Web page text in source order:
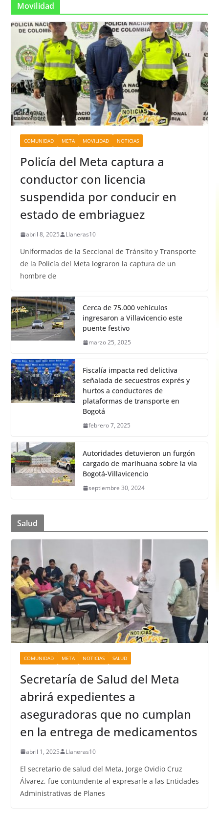
Movilidad
COMUNIDAD META MOVILIDAD NOTICIAS
Policía del Meta captura a
conductor con licencia
suspendida por conducir en
estado de embriaguez
abril 8, 2025 Llaneras10
Uniformados de la Seccional de Tránsito y Transporte
de la Policía del Meta lograron la captura de un
hombre de
Cerca de 75.000 vehículos
ingresaron a Villavicencio este
puente festivo
marzo 25, 2025
Fiscalía impacta red delictiva
señalada de secuestros exprés y
hurtos a conductores de
plataformas de transporte en
Bogotá
febrero 7, 2025
Autoridades detuvieron un furgón
cargado de marihuana sobre la vía
Bogotá-Villavicencio
septiembre 30, 2024
Salud
COMUNIDAD META NOTICIAS SALUD
Secretaría de Salud del Meta
abrirá expedientes a
aseguradoras que no cumplan
en la entrega de medicamentos
abril 1, 2025 Llaneras10
El secretario de salud del Meta, Jorge Ovidio Cruz
Álvarez, fue contundente al expresarle a las Entidades
Administrativas de Planes